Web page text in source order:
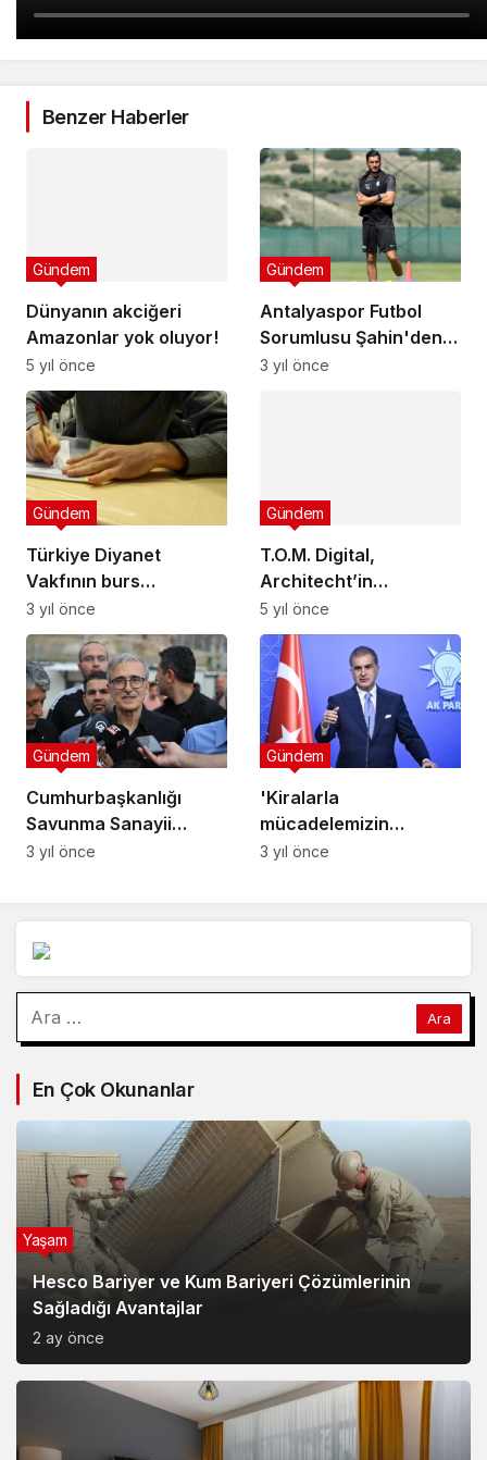
Benzer Haberler
Dünyanın akciğeri
Amazonlar yok oluyor!
Gündem
5 yıl önce
Antalyaspor Futbol
Sorumlusu Şahin'den
Arda Güler
Gündem
3 yıl önce
Türkiye Diyanet
Vakfının burs
programları için
başvurular başladı
Gündem
3 yıl önce
T.O.M. Digital,
Architecht’in
geliştirdiği finansman
modülünü A101’lerden
başlayarak
yaygınlaştıracak.
Gündem
5 yıl önce
Cumhurbaşkanlığı
Savunma Sanayii
Başkanı Demir: Yatırım
Gündem
3 yıl önce
'Kiralarla
mücadelemizin
ivmesini artırarak,
Gündem
3 yıl önce
En Çok Okunanlar
Hesco Bariyer ve Kum Bariyeri Çözümlerinin
Sağladığı Avantajlar
2 ay önce
Yaşam